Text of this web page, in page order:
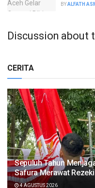
BYALFATH
Discussion about
CERITA
Sepuluh Tahun
Safura Merawat
4 AGUSTUS 2026